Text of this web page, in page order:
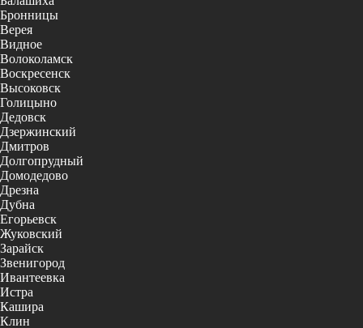
Бронницы
Верея
Видное
Волоколамск
Воскресенск
Высоковск
Голицыно
Дедовск
Дзержинский
Дмитров
Долгопрудный
Домодедово
Дрезна
Дубна
Егорьевск
Жуковский
Зарайск
Звенигород
Ивантеевка
Истра
Кашира
Клин